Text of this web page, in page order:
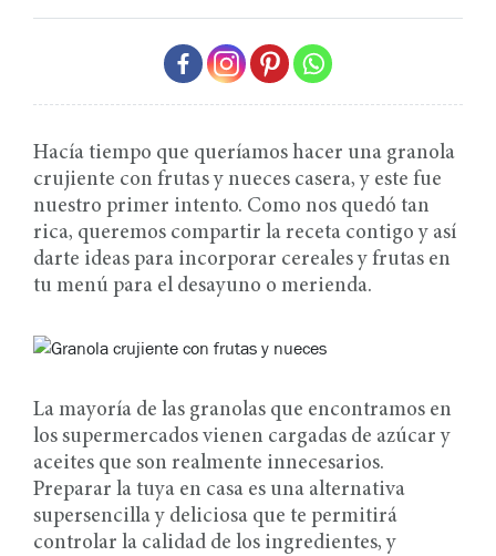
Hacía tiempo que queríamos hacer una granola
crujiente con frutas y nueces casera, y este fue
nuestro primer intento. Como nos quedó tan
rica, queremos compartir la receta contigo y así
darte ideas para incorporar cereales y frutas en
tu menú para el desayuno o merienda.
La mayoría de las granolas que encontramos en
los supermercados vienen cargadas de azúcar y
aceites que son realmente innecesarios.
Preparar la tuya en casa es una alternativa
supersencilla y deliciosa que te permitirá
controlar la calidad de los ingredientes, y